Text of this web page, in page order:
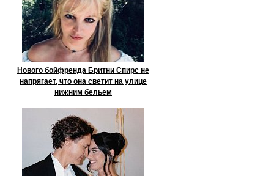
Нового бойфренда Бритни Спирс не
напрягает, что она светит на улице
нижним бельем